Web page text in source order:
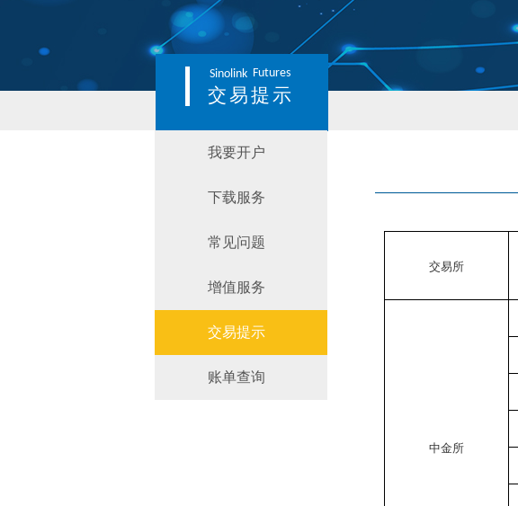
Sinolink Futures
交易提示
我要开户
下载服务
常见问题
增值服务
交易提示
账单查询
交易所
中金所